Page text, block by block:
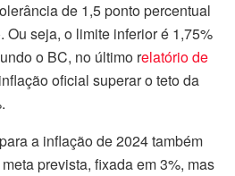
de 1,5 ponto percentual
Ou seja, o limite inferior é 1,75%
o BC, no último relatório de
oficial superar o teto da
a inflação de 2024 também
prevista, fixada em 3%, mas